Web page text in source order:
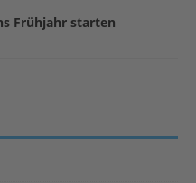
Frühjahr starten